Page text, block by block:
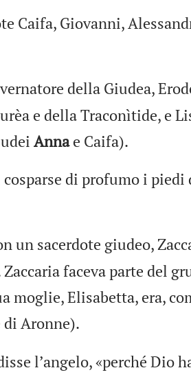
Caifa, Giovanni,
della Giudea,
e della Traconìtide, e
Annae Caifa).
di profumo i piedi
un sacerdote giudeo,
faceva parte del
moglie, Elisabetta, era,
di Aronne).
lʼangelo, «perché Dio